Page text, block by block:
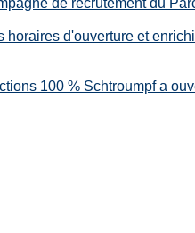
horaires d'ouverture et
100 % Schtroumpf a